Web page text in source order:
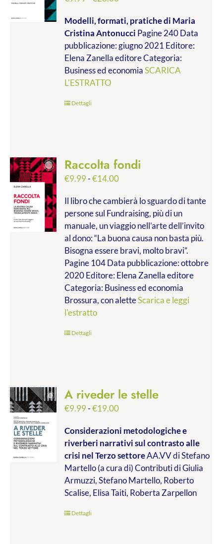
prezzo:
da
€9.99
a
€28.00
Modelli, formati, pratichedi Maria
Cristina Antonucci Pagine 240 Data
pubblicazione: giugno 2021 Editore:
Elena Zanella editore Categoria:
Business ed economiaSCARICA
L'ESTRATTO
Dettagli
Raccolta fondi
€9.99-€14.00Fascia
prezzo:
da
€9.99
a
€14.00
Il libro che cambierà lo sguardo di tante
persone sul Fundraising, più di un
manuale, un viaggio nell’arte dell’invito
al dono: “La buona causa non basta più.
Bisogna essere bravi, molto bravi”.
Pagine 104 Data pubblicazione: ottobre
2020 Editore: Elena Zanella editore
Categoria: Business ed economia
Brossura, con aletteScarica e leggi
l'estratto
Dettagli
A riveder le stelle
€9.99-€19.00Fascia
prezzo:
da
€9.99
a
€19.00
Considerazioni metodologiche e
riverberi narrativi sul contrasto alle
crisi nel Terzo settoreAA.VV di Stefano
Martello (a cura di) Contributi di Giulia
Armuzzi, Stefano Martello, Roberto
Scalise, Elisa Taiti, Roberta Zarpellon
Dettagli